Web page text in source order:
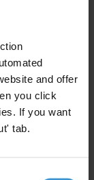
and offer
you click
If you want
tab.